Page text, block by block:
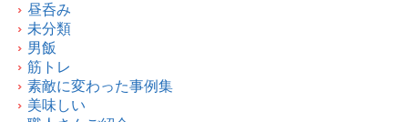
昼呑み
未分類
男飯
筋トレ
素敵に変わった事例集
美味しい